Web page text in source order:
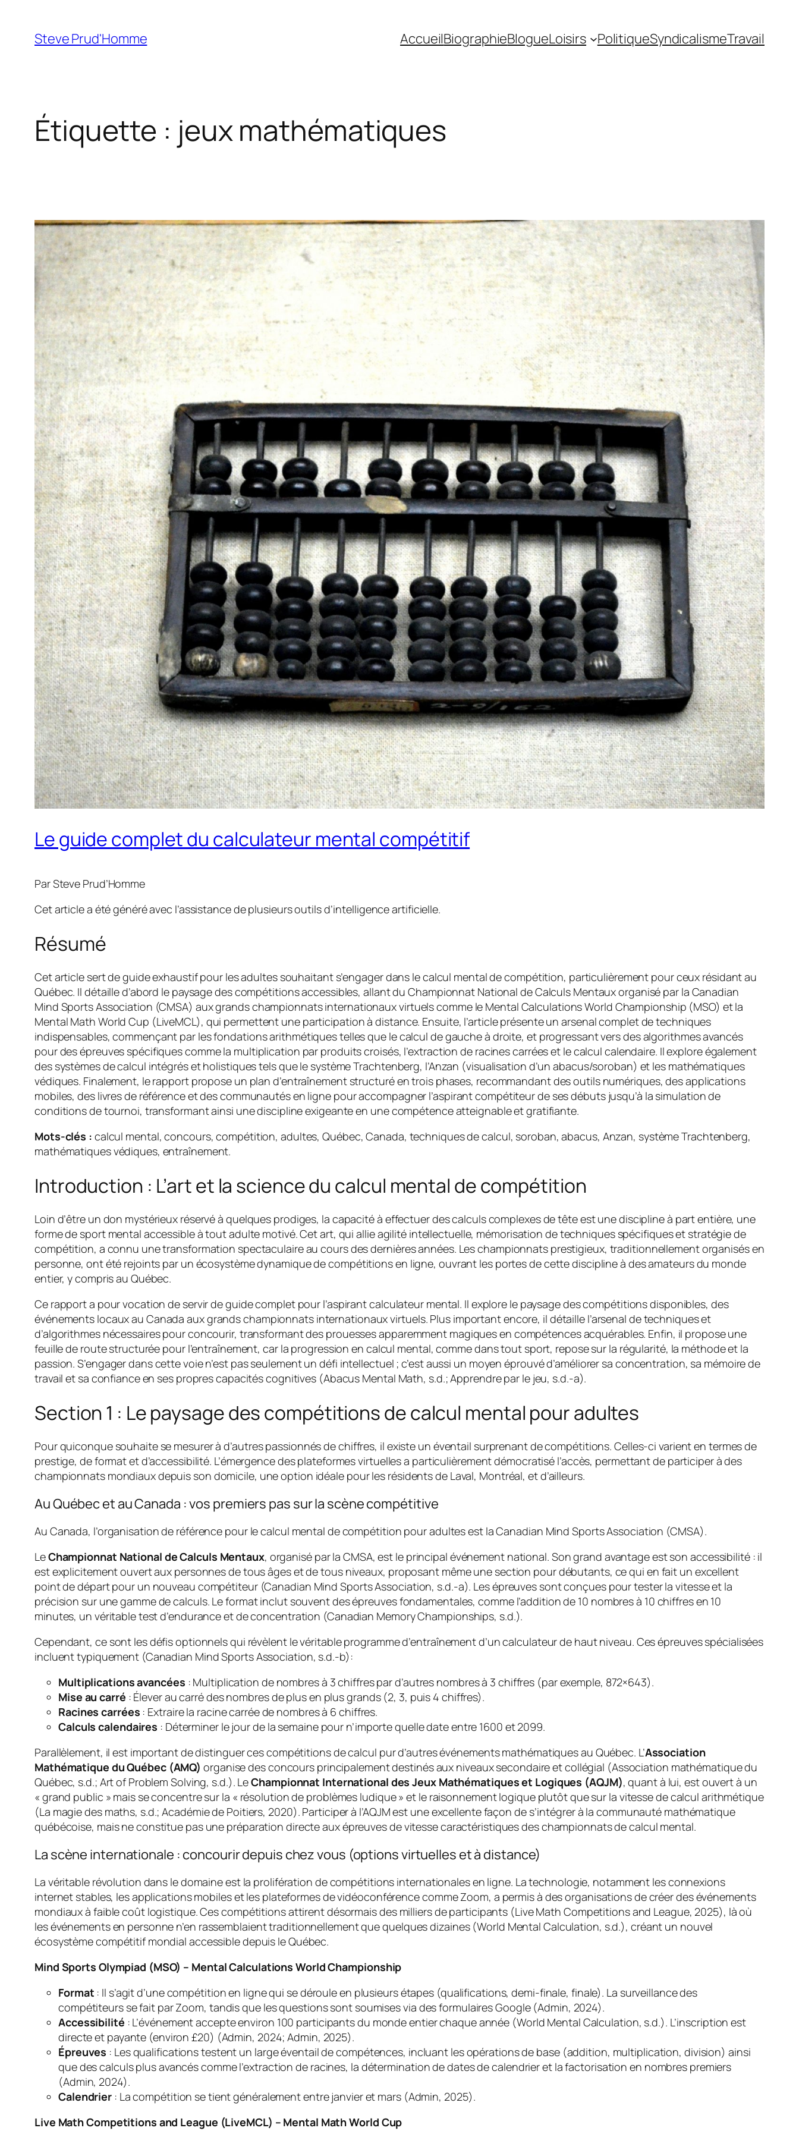
contenu
Steve Prud'Homme AccueilBiographieBlogueLoisirs PolitiqueSyndicalismeTravail
Étiquette : jeux mathématiques
Le guide complet du calculateur mental compétitif
Par Steve Prud’Homme
Cet article a été généré avec l’assistance de plusieurs outils d’intelligence artificielle.
Résumé
Cet article sert de guide exhaustif pour les adultes souhaitant s’engager dans le calcul mental de compétition, particulièrement pour ceux résidant au
Québec. Il détaille d’abord le paysage des compétitions accessibles, allant du Championnat National de Calculs Mentaux organisé par la Canadian
Mind Sports Association (CMSA) aux grands championnats internationaux virtuels comme le Mental Calculations World Championship (MSO) et la
Mental Math World Cup (LiveMCL), qui permettent une participation à distance. Ensuite, l’article présente un arsenal complet de techniques
indispensables, commençant par les fondations arithmétiques telles que le calcul de gauche à droite, et progressant vers des algorithmes avancés
pour des épreuves spécifiques comme la multiplication par produits croisés, l’extraction de racines carrées et le calcul calendaire. Il explore également
des systèmes de calcul intégrés et holistiques tels que le système Trachtenberg, l’Anzan (visualisation d’un abacus/soroban) et les mathématiques
védiques. Finalement, le rapport propose un plan d’entraînement structuré en trois phases, recommandant des outils numériques, des applications
mobiles, des livres de référence et des communautés en ligne pour accompagner l’aspirant compétiteur de ses débuts jusqu’à la simulation de
conditions de tournoi, transformant ainsi une discipline exigeante en une compétence atteignable et gratifiante.
Mots-clés : calcul mental, concours, compétition, adultes, Québec, Canada, techniques de calcul, soroban, abacus, Anzan, système Trachtenberg,
mathématiques védiques, entraînement.
Introduction : L’art et la science du calcul mental de compétition
Loin d’être un don mystérieux réservé à quelques prodiges, la capacité à effectuer des calculs complexes de tête est une discipline à part entière, une
forme de sport mental accessible à tout adulte motivé. Cet art, qui allie agilité intellectuelle, mémorisation de techniques spécifiques et stratégie de
compétition, a connu une transformation spectaculaire au cours des dernières années. Les championnats prestigieux, traditionnellement organisés en
personne, ont été rejoints par un écosystème dynamique de compétitions en ligne, ouvrant les portes de cette discipline à des amateurs du monde
entier, y compris au Québec.
Ce rapport a pour vocation de servir de guide complet pour l’aspirant calculateur mental. Il explore le paysage des compétitions disponibles, des
événements locaux au Canada aux grands championnats internationaux virtuels. Plus important encore, il détaille l’arsenal de techniques et
d’algorithmes nécessaires pour concourir, transformant des prouesses apparemment magiques en compétences acquérables. Enfin, il propose une
feuille de route structurée pour l’entraînement, car la progression en calcul mental, comme dans tout sport, repose sur la régularité, la méthode et la
passion. S’engager dans cette voie n’est pas seulement un défi intellectuel ; c’est aussi un moyen éprouvé d’améliorer sa concentration, sa mémoire de
travail et sa confiance en ses propres capacités cognitives (Abacus Mental Math, s.d.; Apprendre par le jeu, s.d.-a).
Section 1 : Le paysage des compétitions de calcul mental pour adultes
Pour quiconque souhaite se mesurer à d’autres passionnés de chiffres, il existe un éventail surprenant de compétitions. Celles-ci varient en termes de
prestige, de format et d’accessibilité. L’émergence des plateformes virtuelles a particulièrement démocratisé l’accès, permettant de participer à des
championnats mondiaux depuis son domicile, une option idéale pour les résidents de Laval, Montréal, et d’ailleurs.
Au Québec et au Canada : vos premiers pas sur la scène compétitive
Au Canada, l’organisation de référence pour le calcul mental de compétition pour adultes est la Canadian Mind Sports Association (CMSA).
LeChampionnat National de Calculs Mentaux, organisé par la CMSA, est le principal événement national. Son grand avantage est son accessibilité : il
est explicitement ouvert aux personnes de tous âges et de tous niveaux, proposant même une section pour débutants, ce qui en fait un excellent
point de départ pour un nouveau compétiteur (Canadian Mind Sports Association, s.d.-a). Les épreuves sont conçues pour tester la vitesse et la
précision sur une gamme de calculs. Le format inclut souvent des épreuves fondamentales, comme l’addition de 10 nombres à 10 chiffres en 10
minutes, un véritable test d’endurance et de concentration (Canadian Memory Championships, s.d.).
Cependant, ce sont les défis optionnels qui révèlent le véritable programme d’entraînement d’un calculateur de haut niveau. Ces épreuves spécialisées
incluent typiquement (Canadian Mind Sports Association, s.d.-b):
Multiplications avancées : Multiplication de nombres à 3 chiffres par d’autres nombres à 3 chiffres (par exemple, 872×643).
Mise au carré : Élever au carré des nombres de plus en plus grands (2, 3, puis 4 chiffres).
Racines carrées : Extraire la racine carrée de nombres à 6 chiffres.
Calculs calendaires : Déterminer le jour de la semaine pour n’importe quelle date entre 1600 et 2099.
Parallèlement, il est important de distinguer ces compétitions de calcul pur d’autres événements mathématiques au Québec. L’Association
Mathématique du Québec (AMQ) organise des concours principalement destinés aux niveaux secondaire et collégial (Association mathématique du
Québec, s.d.; Art of Problem Solving, s.d.). LeChampionnat International des Jeux Mathématiques et Logiques (AQJM), quant à lui, est ouvert à un
« grand public » mais se concentre sur la « résolution de problèmes ludique » et le raisonnement logique plutôt que sur la vitesse de calcul arithmétique
(La magie des maths, s.d.; Académie de Poitiers, 2020). Participer à l’AQJM est une excellente façon de s’intégrer à la communauté mathématique
québécoise, mais ne constitue pas une préparation directe aux épreuves de vitesse caractéristiques des championnats de calcul mental.
La scène internationale : concourir depuis chez vous (options virtuelles et à distance)
La véritable révolution dans le domaine est la prolifération de compétitions internationales en ligne. La technologie, notamment les connexions
internet stables, les applications mobiles et les plateformes de vidéoconférence comme Zoom, a permis à des organisations de créer des événements
mondiaux à faible coût logistique. Ces compétitions attirent désormais des milliers de participants (Live Math Competitions and League, 2025), là où
les événements en personne n’en rassemblaient traditionnellement que quelques dizaines (World Mental Calculation, s.d.), créant un nouvel
écosystème compétitif mondial accessible depuis le Québec.
Mind Sports Olympiad (MSO) – Mental Calculations World Championship
Format : Il s’agit d’une compétition en ligne qui se déroule en plusieurs étapes (qualifications, demi-finale, finale). La surveillance des
compétiteurs se fait par Zoom, tandis que les questions sont soumises via des formulaires Google (Admin, 2024).
Accessibilité : L’événement accepte environ 100 participants du monde entier chaque année (World Mental Calculation, s.d.). L’inscription est
directe et payante (environ £20) (Admin, 2024; Admin, 2025).
Épreuves : Les qualifications testent un large éventail de compétences, incluant les opérations de base (addition, multiplication, division) ainsi
que des calculs plus avancés comme l’extraction de racines, la détermination de dates de calendrier et la factorisation en nombres premiers
(Admin, 2024).
Calendrier : La compétition se tient généralement entre janvier et mars (Admin, 2025).
Live Math Competitions and League (LiveMCL) – Mental Math World Cup